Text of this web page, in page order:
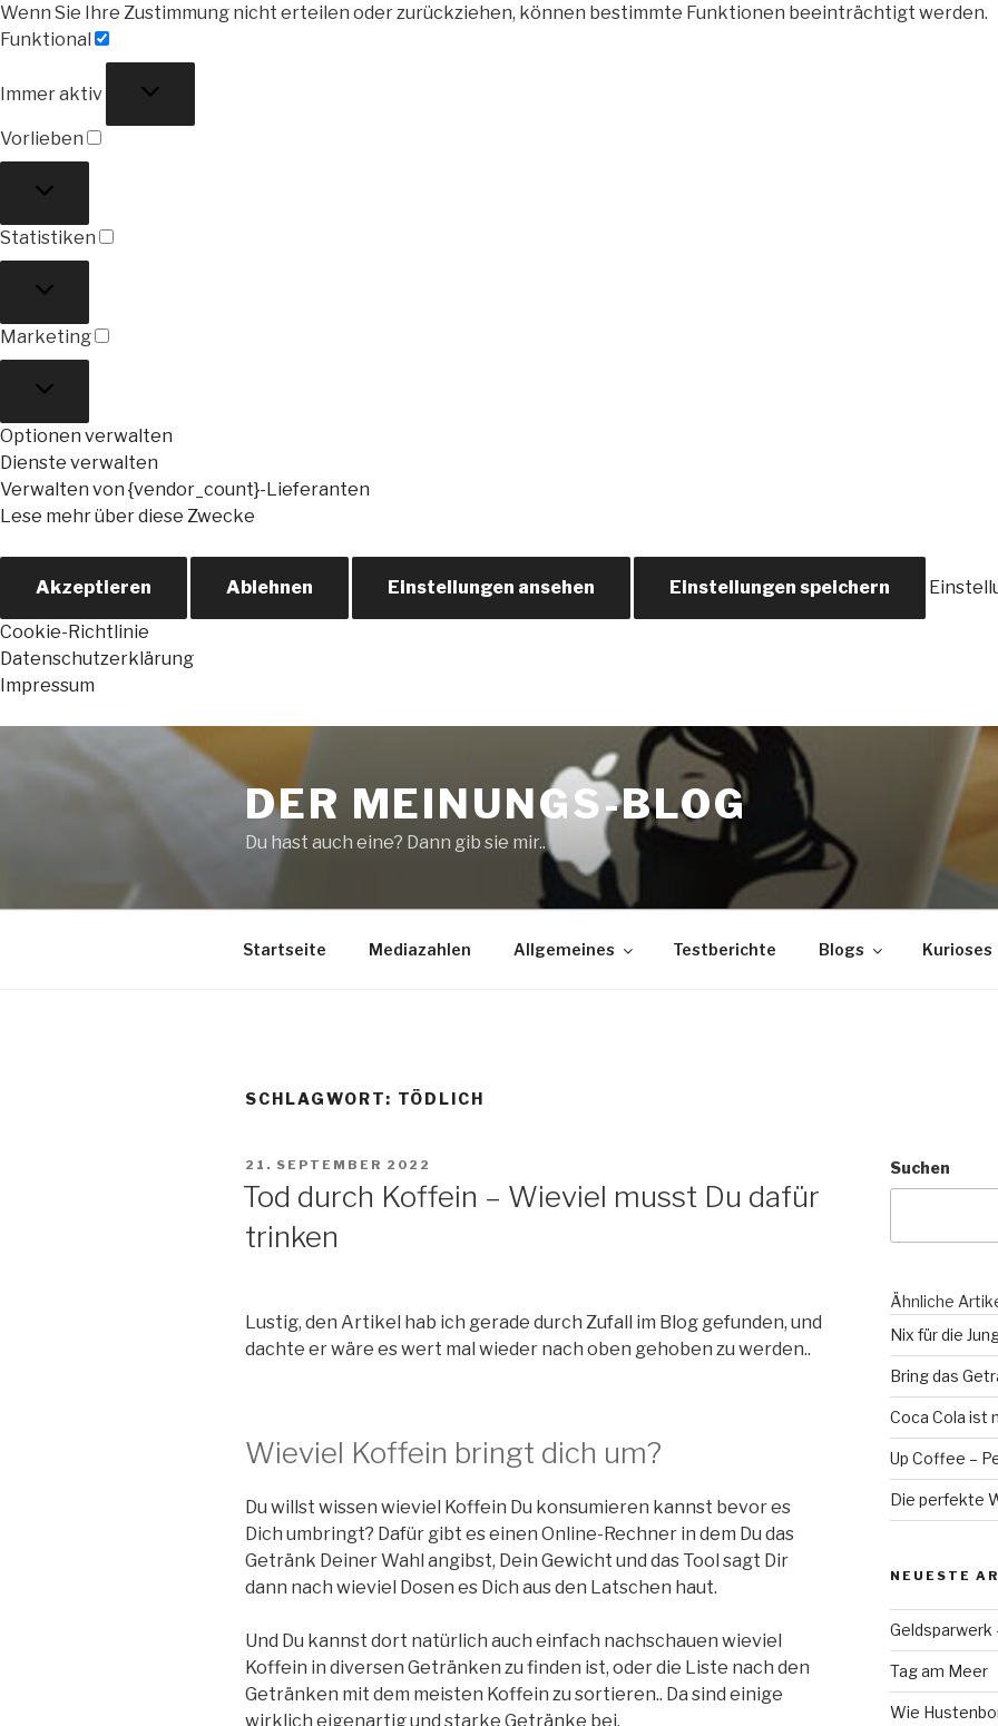
Wenn Sie Ihre Zustimmung nicht erteilen oder zurückziehen, können bestimmte Funktionen beeinträchtigt werden.
Funktional
Immer aktiv
Vorlieben
Statistiken
Marketing
Optionen verwalten
Dienste verwalten
Verwalten von {vendor_count}-Lieferanten
Lese mehr über diese Zwecke
Akzeptieren Ablehnen Einstellungen ansehen Einstellungen speichern
Cookie-Richtlinie
Datenschutzerklärung
Impressum
springen
DER MEINUNGS-BLOG
Du hast auch eine? Dann gib sie mir..
Startseite Mediazahlen Allgemeines Testberichte Blogs Kurioses
SCHLAGWORT: TÖDLICH
VERÖFFENTLICHT
21. SEPTEMBER 2022
Tod durch Koffein – Wieviel musst Du dafür
trinken
Lustig, den Artikel hab ich gerade durch Zufall im Blog gefunden, und
dachte er wäre es wert mal wieder nach oben gehoben zu werden..
Wieviel Koffein bringt dich um?
Du willst wissen wieviel Koffein Du konsumieren kannst bevor es
Dich umbringt? Dafür gibt es einen Online-Rechner in dem Du das
Getränk Deiner Wahl angibst, Dein Gewicht und das Tool sagt Dir
dann nach wieviel Dosen es Dich aus den Latschen haut.
Und Du kannst dort natürlich auch einfach nachschauen wieviel
Koffein in diversen Getränken zu finden ist, oder die Liste nach den
Getränken mit dem meisten Koffein zu sortieren.. Da sind einige
wirklich eigenartig und starke Getränke bei.
Suchen
Ähnliche
Nix für die
Bring das
Coca Cola ist
Up Coffee –
Die perfekte
NEUESTE
Geldsparwerk
Tag am Meer
Wie